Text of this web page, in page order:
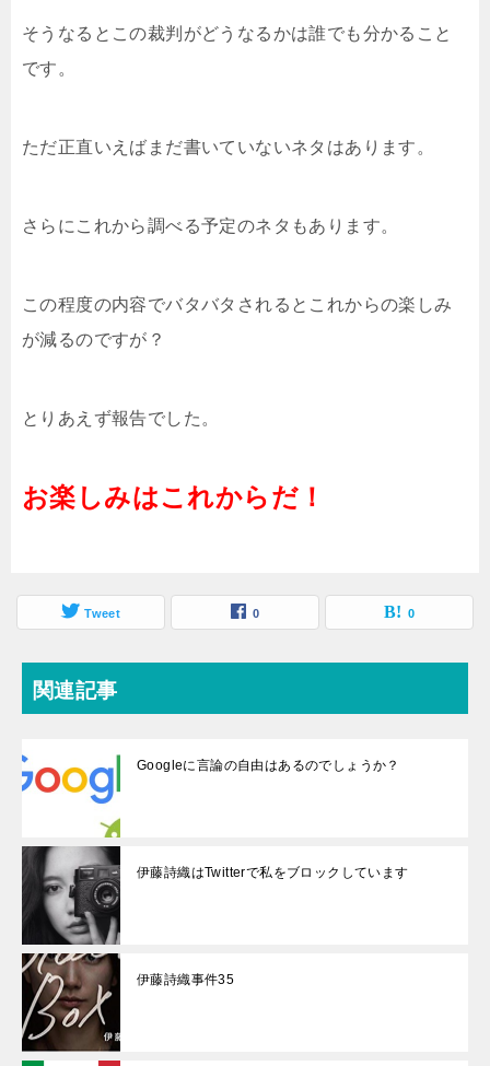
そうなるとこの裁判がどうなるかは誰でも分かること
です。
ただ正直いえばまだ書いていないネタはあります。
さらにこれから調べる予定のネタもあります。
この程度の内容でバタバタされるとこれからの楽しみ
が減るのですが？
とりあえず報告でした。
お楽しみはこれからだ！
Tweet 0 0
関連記事
Googleに言論の自由はあるのでしょうか？
伊藤詩織はTwitterで私をブロックしています
伊藤詩織事件35